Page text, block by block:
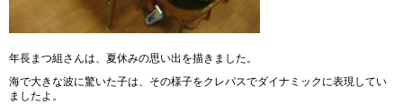
年長まつ組さんは、夏休みの思い出を描きました。
海で大きな波に驚いた子は、その様子をクレパスでダイナミックに表現してい
ましたよ。